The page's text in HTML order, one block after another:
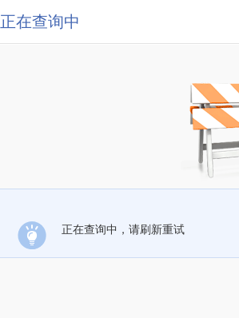
正在查询中
正在查询中，请刷新重试